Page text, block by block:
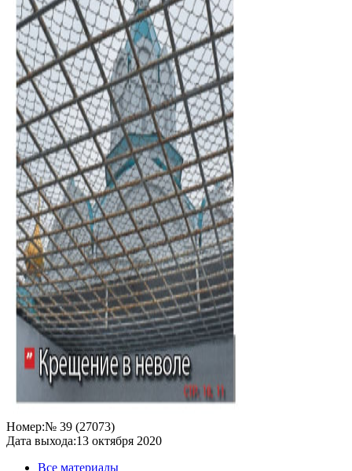
Номер:№ 39 (27073)
Дата выхода:13 октября 2020
Все материалы